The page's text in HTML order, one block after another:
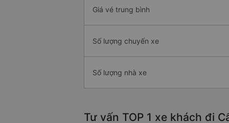
Giá vé trung bình
Số lượng chuyến xe
Số lượng nhà xe
Tư vấn TOP 1 xe khách đi